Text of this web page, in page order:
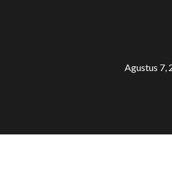
Agustus 7,